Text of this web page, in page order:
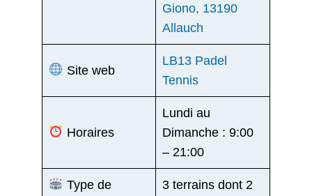
Giono, 13190
Allauch
Site web
LB13 Padel
Tennis
Horaires
Lundi au
Dimanche : 9:00
– 21:00
Type de
3 terrains dont 2